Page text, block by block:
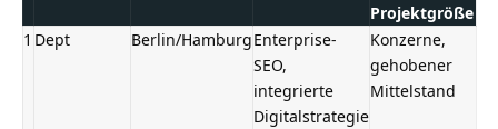
Projektgröße
1 Dept Berlin/HamburgEnterprise-
SEO,
integrierte
Digitalstrategie
Konzerne,
gehobener
Mittelstand